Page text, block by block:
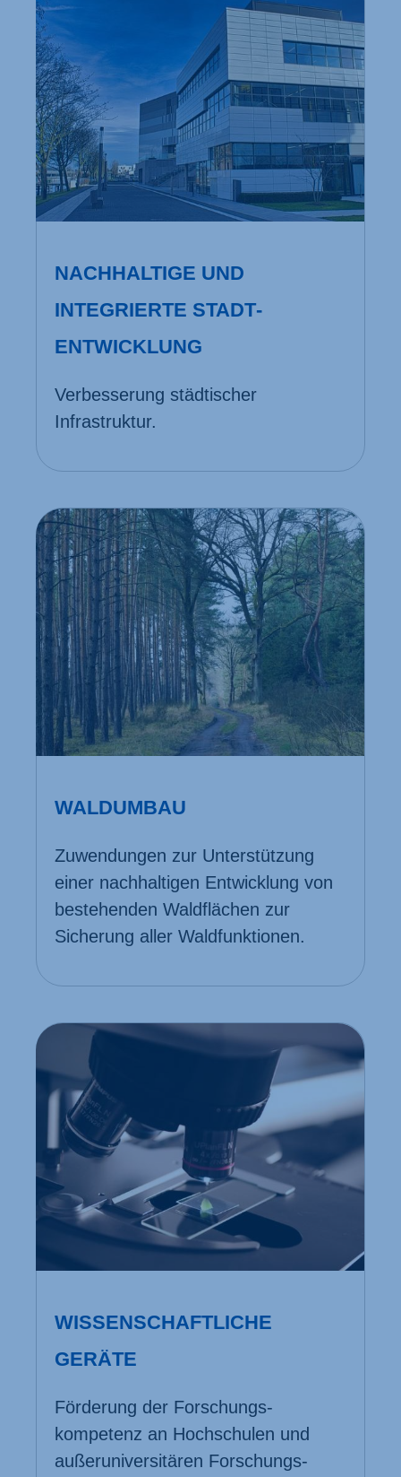
NACHHALTIGE UND
INTEGRIERTE STADT­
ENTWICKLUNG
Verbesserung städtischer
Infrastruktur.
WALDUMBAU
Zuwen­dungen zur Unter­stützung
einer nach­haltigen Ent­wicklung von
beste­henden Wald­flächen zur
Sicherung aller Wald­funktionen.
WISSENSCHAFTLICHE
GERÄTE
Förderung der Forschungs­
kompetenz an Hochschulen und
außer­universitären Forschungs­